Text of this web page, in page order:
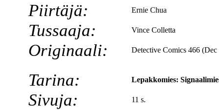
Piirtäjä: Ernie Chua
Tussaaja: Vince Colletta
Originaali: Detective Comics 466 (Dec
Tarina: Lepakkomies:
Sivuja: 11 s.